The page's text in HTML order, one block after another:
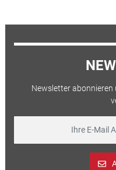
Newsletter abonnieren